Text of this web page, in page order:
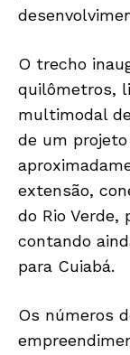
O trecho
quilômetros,
multimodal
de um
extensão,
do Rio Verde,
contando
para Cuiabá.
Os números